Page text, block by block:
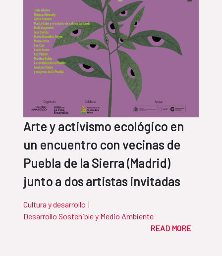
Arte y activismo ecológico en
un encuentro con vecinas de
Puebla de la Sierra (Madrid)
junto a dos artistas invitadas
Cultura y desarrollo |
Desarrollo Sostenible y Medio Ambiente
READ MORE